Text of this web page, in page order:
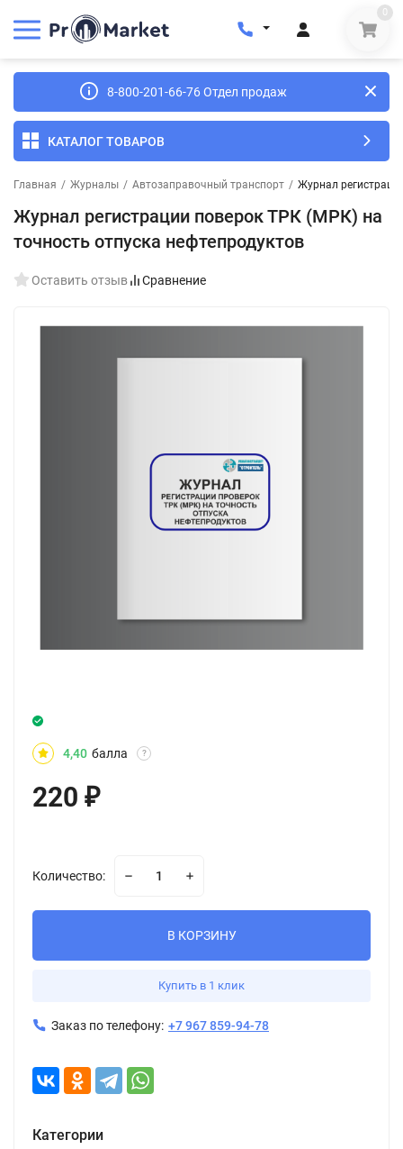
0
8-800-201-66-76 Отдел продаж
КАТАЛОГ ТОВАРОВ
Главная / Журналы / Автозаправочный транспорт / Журнал
Журнал регистрации поверок ТРК (МРК) на
точность отпуска нефтепродуктов
Оставить отзыв Сравнение
4,40 балла ?
220 ₽
Количество:
В КОРЗИНУ
Купить в 1 клик
Заказ по телефону: +7 967 859-94-78
Категории